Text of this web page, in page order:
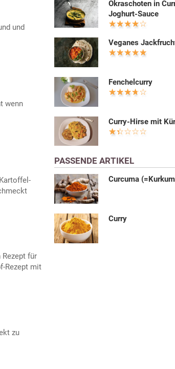
und
wenn
für
Rezept mit
zu
Okraschoten in
Joghurt-Sauce
Veganes
Fenchelcurry
Curry-Hirse mit
PASSENDE ARTIKEL
Curcuma
Curry